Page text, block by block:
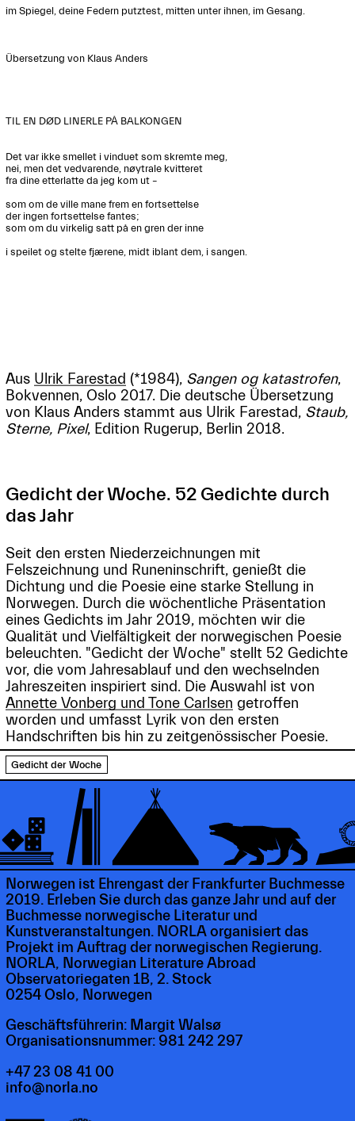
im Spiegel, deine Federn putztest, mitten unter ihnen, im Gesang.
Übersetzung von Klaus Anders
TIL EN DØD LINERLE PÅ BALKONGEN
Det var ikke smellet i vinduet som skremte meg,
nei, men det vedvarende, nøytrale kvitteret
fra dine etterlatte da jeg kom ut –
som om de ville mane frem en fortsettelse
der ingen fortsettelse fantes;
som om du virkelig satt på en gren der inne
i speilet og stelte fjærene, midt iblant dem, i sangen.
Aus Ulrik Farestad (*1984), Sangen og katastrofen,
Bokvennen, Oslo 2017. Die deutsche Übersetzung
von Klaus Anders stammt aus Ulrik Farestad, Staub,
Sterne, Pixel, Edition Rugerup, Berlin 2018.
Gedicht der Woche. 52 Gedichte durch
das Jahr
Seit den ersten Niederzeichnungen mit
Felszeichnung und Runeninschrift, genießt die
Dichtung und die Poesie eine starke Stellung in
Norwegen. Durch die wöchentliche Präsentation
eines Gedichts im Jahr 2019, möchten wir die
Qualität und Vielfältigkeit der norwegischen Poesie
beleuchten. "Gedicht der Woche" stellt 52 Gedichte
vor, die vom Jahresablauf und den wechselnden
Jahreszeiten inspiriert sind. Die Auswahl ist von
Annette Vonberg und Tone Carlsen getroffen
worden und umfasst Lyrik von den ersten
Handschriften bis hin zu zeitgenössischer Poesie.
Gedicht der Woche
Norwegen ist Ehrengast der Frankfurter Buchmesse
2019. Erleben Sie durch das ganze Jahr und auf der
Buchmesse norwegische Literatur und
Kunstveranstaltungen. NORLA organisiert das
Projekt im Auftrag der norwegischen Regierung.
NORLA, Norwegian Literature Abroad
Observatoriegaten 1B, 2. Stock
0254 Oslo, Norwegen
Geschäftsführerin: Margit Walsø
Organisationsnummer: 981 242 297
+47 23 08 41 00
info@norla.no